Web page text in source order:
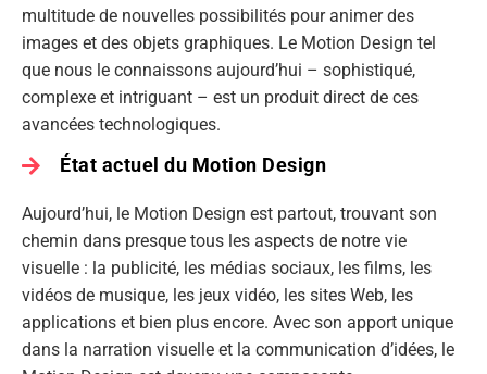
multitude de nouvelles possibilités pour animer des
images et des objets graphiques. Le Motion Design tel
que nous le connaissons aujourd’hui – sophistiqué,
complexe et intriguant – est un produit direct de ces
avancées technologiques.
État actuel du Motion Design
Aujourd’hui, le Motion Design est partout, trouvant son
chemin dans presque tous les aspects de notre vie
visuelle : la publicité, les médias sociaux, les films, les
vidéos de musique, les jeux vidéo, les sites Web, les
applications et bien plus encore. Avec son apport unique
dans la narration visuelle et la communication d’idées, le